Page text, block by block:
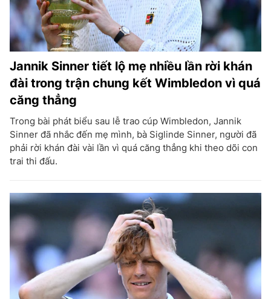
Jannik Sinner tiết lộ mẹ nhiều lần rời khán
đài trong trận chung kết Wimbledon vì quá
căng thẳng
Trong bài phát biểu sau lễ trao cúp Wimbledon, Jannik
Sinner đã nhắc đến mẹ mình, bà Siglinde Sinner, người đã
phải rời khán đài vài lần vì quá căng thẳng khi theo dõi con
trai thi đấu.